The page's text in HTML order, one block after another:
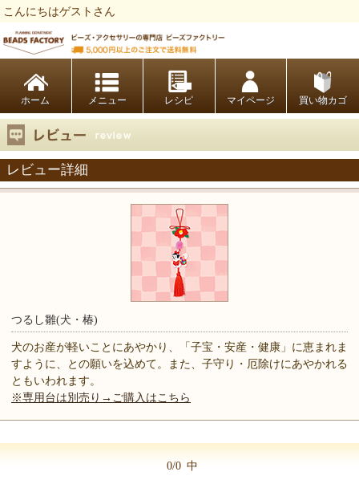
こんにちはゲストさん
ホーム レシピ マイページ 買い物カゴ
レビュー詳細
つるし雛(犬・椿)
犬のお産が軽いことにあやかり、「子宝・安産・健康」に恵まれま
すように、との願いを込めて。また、子守り・厄除けにあやかれる
ともいわれます。
※専用台は別売り→ご購入はこちら
0/0 中